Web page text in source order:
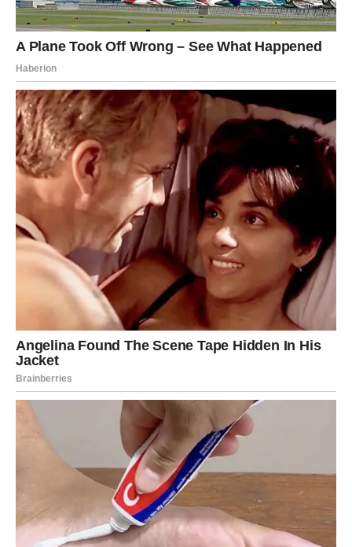
Vodolije će biti iznenađene reakcijom jedne osobe. Ono
što ste mislili da je bezazlen odnos može se pretvoriti u
nešto mnogo dublje.
Moguće je priznanje koje će vas ostaviti bez reči.
RIBE
Ribe ulaze u period introspekcije. Šok koji dolazi nije
spoljašnji – već unutrašnji. Shvatićete nešto o sebi što će
promeniti način na koji gledate na život.
Ovo je početak vaše lične transformacije.